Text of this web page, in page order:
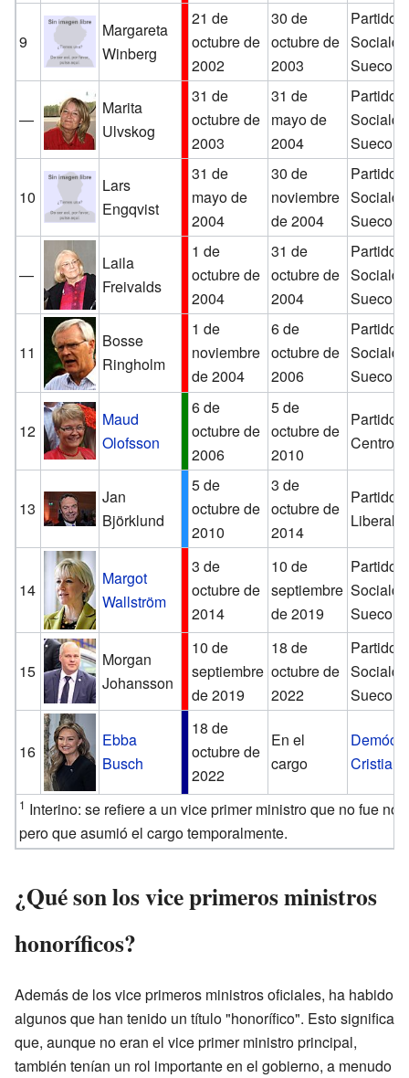
9
Margareta
Winberg
21 de
octubre de
2002
30 de
octubre de
2003
Partido
Sueco
—
Marita
Ulvskog
31 de
octubre de
2003
31 de
mayo de
2004
Partido
Sueco
10
Lars
Engqvist
31 de
mayo de
2004
30 de
noviembre
de 2004
Partido
Sueco
—
Laila
Freivalds
1 de
octubre de
2004
31 de
octubre de
2004
Partido
Sueco
11
Bosse
Ringholm
1 de
noviembre
de 2004
6 de
octubre de
2006
Partido
Sueco
12
Maud
Olofsson
6 de
octubre de
2006
5 de
octubre de
2010
Partido
Centro
13
Jan
Björklund
5 de
octubre de
2010
3 de
octubre de
2014
Partido
Liberal
14
Margot
Wallström
3 de
octubre de
2014
10 de
septiembre
de 2019
Partido
Sueco
15
Morgan
Johansson
10 de
septiembre
de 2019
18 de
octubre de
2022
Partido
Sueco
16
Ebba
Busch
18 de
octubre de
2022
En el
cargo
1 Interino: se refiere a un vice primer ministro que no fue
pero que asumió el cargo temporalmente.
¿Qué son los vice primeros ministros
honoríficos?
Además de los vice primeros ministros oficiales, ha habido
algunos que han tenido un título "honorífico". Esto significa
que, aunque no eran el vice primer ministro principal,
también tenían un rol importante en el gobierno, a menudo